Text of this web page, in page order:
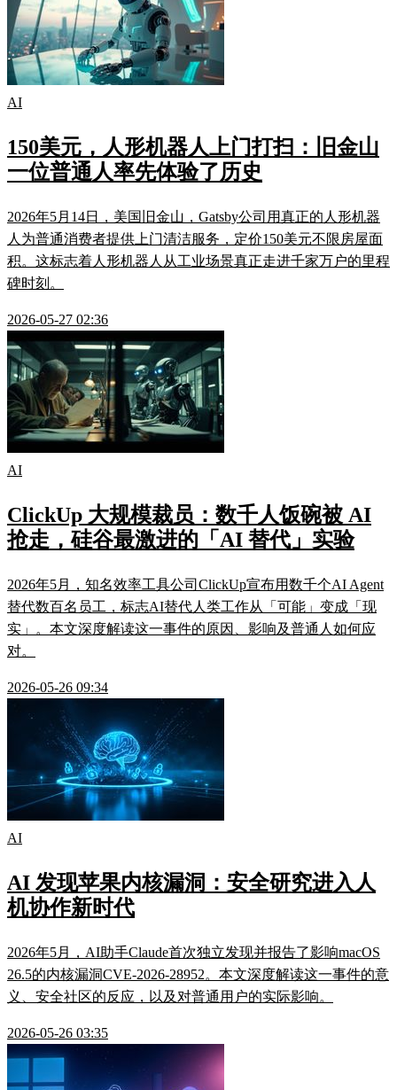
AI
150美元，人形机器人上门打扫：旧金山
一位普通人率先体验了历史
2026年5月14日，美国旧金山，Gatsby公司用真正的人形机器
人为普通消费者提供上门清洁服务，定价150美元不限房屋面
积。这标志着人形机器人从工业场景真正走进千家万户的里程
碑时刻。
2026-05-27 02:36
AI
ClickUp 大规模裁员：数千人饭碗被 AI
抢走，硅谷最激进的「AI 替代」实验
2026年5月，知名效率工具公司ClickUp宣布用数千个AI Agent
替代数百名员工，标志AI替代人类工作从「可能」变成「现
实」。本文深度解读这一事件的原因、影响及普通人如何应
对。
2026-05-26 09:34
AI
AI 发现苹果内核漏洞：安全研究进入人
机协作新时代
2026年5月，AI助手Claude首次独立发现并报告了影响macOS
26.5的内核漏洞CVE-2026-28952。本文深度解读这一事件的意
义、安全社区的反应，以及对普通用户的实际影响。
2026-05-26 03:35